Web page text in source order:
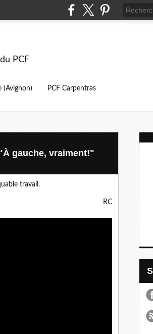
PCF
(Avignon) PCF Carpentras
gauche, vraiment!"
travail.
RC